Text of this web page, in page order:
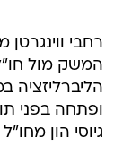
רחבי
המשק מול
ופתחה בפני
גיוסי הון